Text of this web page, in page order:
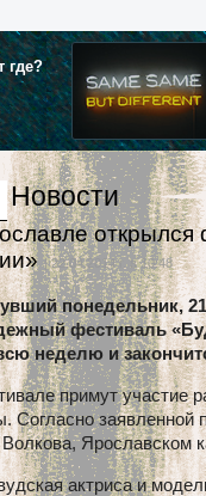
где?
Новости
открылся
| 22.04.2014 г. в 10:48
понедельник,
фестиваль
неделю и
примут участие
Согласно заявленной
Ярославском
актриса и